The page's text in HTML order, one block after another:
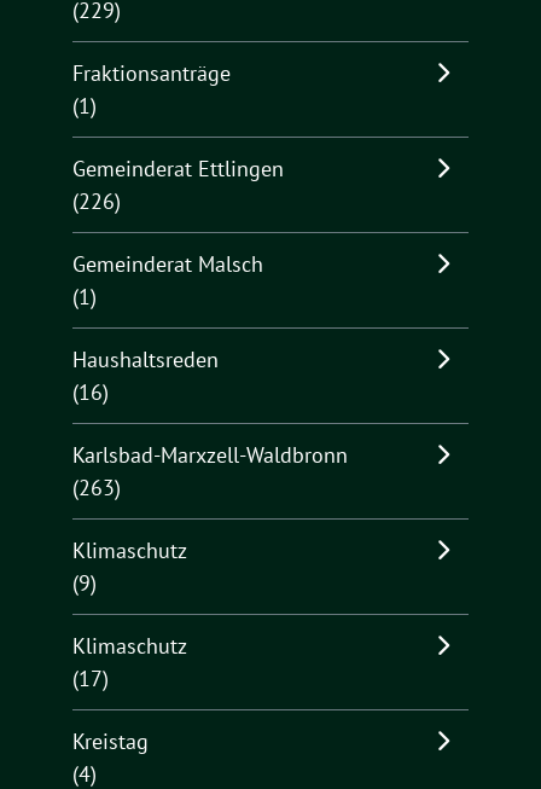
(229)
Fraktionsanträge
(1)
Gemeinderat Ettlingen
(226)
Gemeinderat Malsch
(1)
Haushaltsreden
(16)
Karlsbad-Marxzell-Waldbronn
(263)
Klimaschutz
(9)
Klimaschutz
(17)
Kreistag
(4)